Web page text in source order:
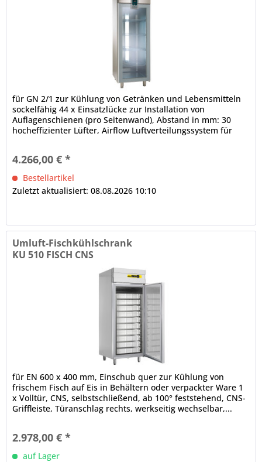
für GN 2/1 zur Kühlung von Getränken und Lebensmitteln
sockelfähig 44 x Einsatzlücke zur Installation von
Auflagenschienen (pro Seitenwand), Abstand in mm: 30
hocheffizienter Lüfter, Airflow Luftverteilungssystem für
4.266,00 € *
Bestellartikel
Zuletzt aktualisiert: 08.08.2026 10:10
Umluft-Fischkühlschrank
KU 510 FISCH CNS
für EN 600 x 400 mm, Einschub quer zur Kühlung von
frischem Fisch auf Eis in Behältern oder verpackter Ware 1
x Volltür, CNS, selbstschließend, ab 100° feststehend, CNS-
Griffleiste, Türanschlag rechts, werkseitig wechselbar,...
2.978,00 € *
auf Lager